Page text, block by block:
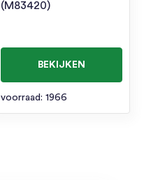
(M83420)
BEKIJKEN
voorraad: 1966